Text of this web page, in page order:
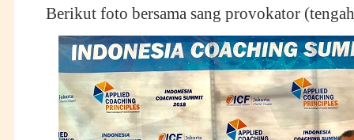
Berikut foto bersama sang provokator